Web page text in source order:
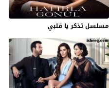
مسلسل تذكر يا قلبي